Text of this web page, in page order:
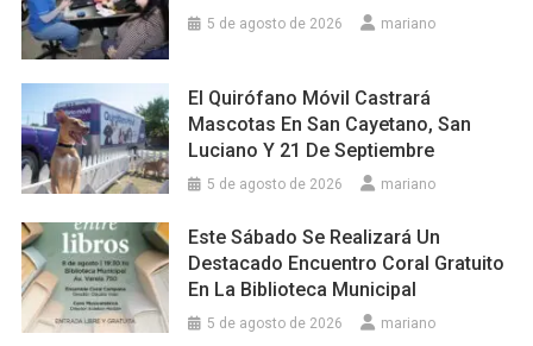
5 de agosto de 2026 mariano
El Quirófano Móvil Castrará
Mascotas En San Cayetano, San
Luciano Y 21 De Septiembre
5 de agosto de 2026 mariano
Este Sábado Se Realizará Un
Destacado Encuentro Coral Gratuito
En La Biblioteca Municipal
5 de agosto de 2026 mariano